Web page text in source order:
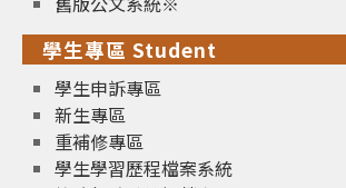
學生專區 Student
學生申訴專區
新生專區
重補修專區
學生學習歷程檔案系統